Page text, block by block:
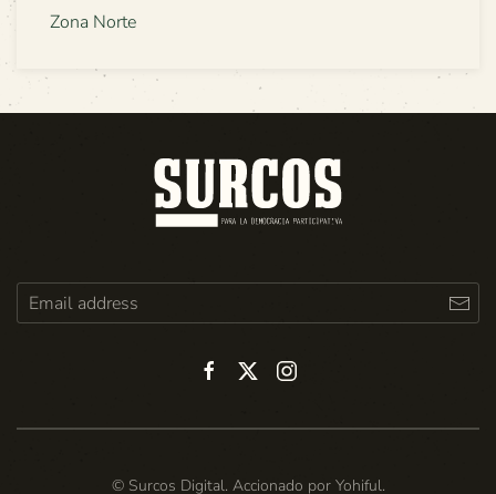
Zona Norte
© Surcos Digital. Accionado por Yohiful.